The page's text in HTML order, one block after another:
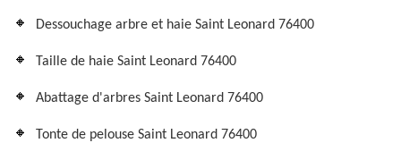
Dessouchage arbre et haie Saint Leonard 76400
Taille de haie Saint Leonard 76400
Abattage d'arbres Saint Leonard 76400
Tonte de pelouse Saint Leonard 76400